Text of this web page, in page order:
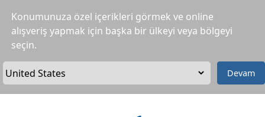
Konumunuza özel içerikleri görmek ve online
alışveriş yapmak için başka bir ülkeyi veya bölgeyi
seçin.
Devam